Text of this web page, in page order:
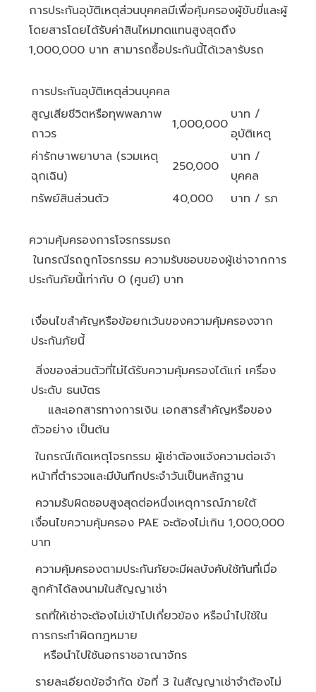
การประกันอุบัติเหตุส่วนบุคคลมีเพื่อคุ้มครองผู้ขับขี่และผู้
โดยสารโดยได้รับค่าสินไหมทดแทนสูงสุดถึง
1,000,000 บาท สามารถซื้อประกันนี้ได้เวลารับรถ
การประกันอุบัติเหตุส่วนบุคคล
สูญเสียชีวิตหรือทุพพลภาพ
ถาวร
1,000,000
บาท /
อุบัติเหตุ
ค่ารักษาพยาบาล (รวมเหตุ
ฉุกเฉิน)
250,000
บาท /
บุคคล
ทรัพย์สินส่วนตัว
40,000 บาท / รภ
ความคุ้มครองการโจรกรรมรถ
ในกรณีรถถูกโจรกรรม ความรับชอบของผู้เช่าจากการ
ประกันภัยนี้เท่ากับ 0 (ศูนย์) บาท
เงื่อนไขสำคัญหรือข้อยกเว้นของความคุ้มครองจาก
ประกันภัยนี้
สิ่งของส่วนตัวที่ไม่ได้รับความคุ้มครองได้แก่ เครื่อง
ประดับ ธนบัตร
และเอกสารทางการเงิน เอกสารสำคัญหรือของ
ตัวอย่าง เป็นต้น
ในกรณีเกิดเหตุโจรกรรม ผู้เช่าต้องแจ้งความต่อเจ้า
หน้าที่ตำรวจและมีบันทึกประจำวันเป็นหลักฐาน
ความรับผิดชอบสูงสุดต่อหนึ่งเหตุการณ์ภายใต้
เงื่อนไขความคุ้มครอง PAE จะต้องไม่เกิน 1,000,000
บาท
ความคุ้มครองตามประกันภัยจะมีผลบังคับใช้ทันที่เมื่อ
ลูกค้าได้ลงนามในสัญญาเช่า
รถที่ให้เช่าจะต้องไม่เข้าไปเกี่ยวข้อง หรือนำไปใช้ใน
การกระทำผิดกฎหมาย
หรือนำไปใช้นอกราชอาณาจักร
รายละเอียดข้อจำกัด ข้อที่ 3 ในสัญญาเช่าจำต้องไม่